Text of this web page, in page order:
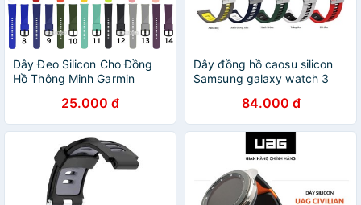
Dây Đeo Silicon Cho Đồng
Hồ Thông Minh Garmin
25.000 đ
Dây đồng hồ caosu silicon
Samsung galaxy watch 3
84.000 đ